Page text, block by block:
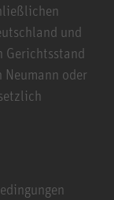
und
Gerichtsstand
oder